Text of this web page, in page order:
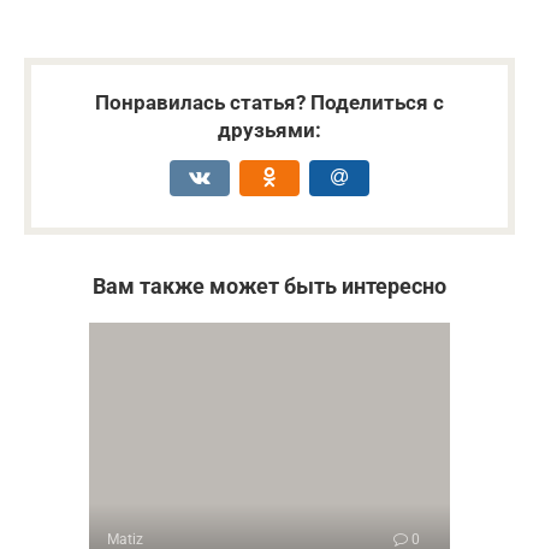
Понравилась статья? Поделиться с
друзьями:
Вам также может быть интересно
Matiz 0